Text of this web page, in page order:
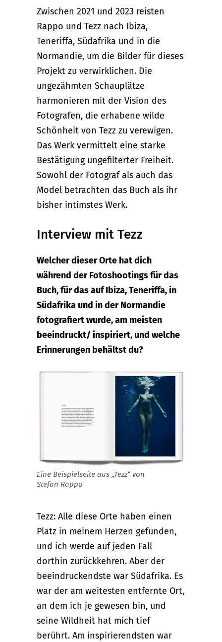
Zwischen 2021 und 2023 reisten
Rappo und Tezz nach Ibiza,
Teneriffa, Südafrika und in die
Normandie, um die Bilder für dieses
Projekt zu verwirklichen. Die
ungezähmten Schauplätze
harmonieren mit der Vision des
Fotografen, die erhabene wilde
Schönheit von Tezz zu verewigen.
Das Werk vermittelt eine starke
Bestätigung ungefilterter Freiheit.
Sowohl der Fotograf als auch das
Model betrachten das Buch als ihr
bisher intimstes Werk.
Interview mit Tezz
Welcher dieser Orte hat dich
während der Fotoshootings für das
Buch, für das auf Ibiza, Teneriffa, in
Südafrika und in der Normandie
fotografiert wurde, am meisten
beeindruckt/ inspiriert, und welche
Erinnerungen behältst du?
Eine Beispielseite aus „Tezz“ von
Stefan Rappo
Tezz: Alle diese Orte haben einen
Platz in meinem Herzen gefunden,
und ich werde auf jeden Fall
dorthin zurückkehren. Aber der
beeindruckendste war Südafrika. Es
war der am weitesten entfernte Ort,
an dem ich je gewesen bin, und
seine Wildheit hat mich tief
berührt. Am inspirierendsten war